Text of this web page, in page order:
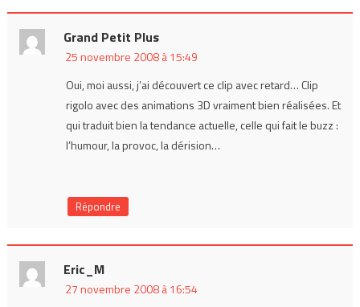
Grand Petit Plus
25 novembre 2008 à 15:49
Oui, moi aussi, j’ai découvert ce clip avec retard… Clip
rigolo avec des animations 3D vraiment bien réalisées. Et
qui traduit bien la tendance actuelle, celle qui fait le buzz :
l’humour, la provoc, la dérision…
Répondre
Eric_M
27 novembre 2008 à 16:54